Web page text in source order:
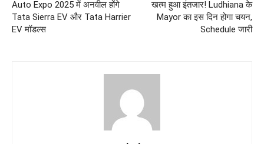
Auto Expo 2025 में अनवील होंगे
Tata Sierra EV और Tata Harrier
EV मॉडल्स
खत्म हुआ इंतजार! Ludhiana के
Mayor का इस दिन होगा चयन,
Schedule जारी